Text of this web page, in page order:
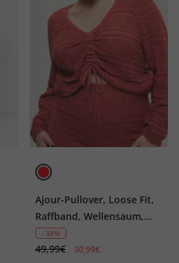
Ajour-Pullover, Loose Fit,
Raffband, Wellensaum,
Langarm
- 38%
49,99€ 30,99€